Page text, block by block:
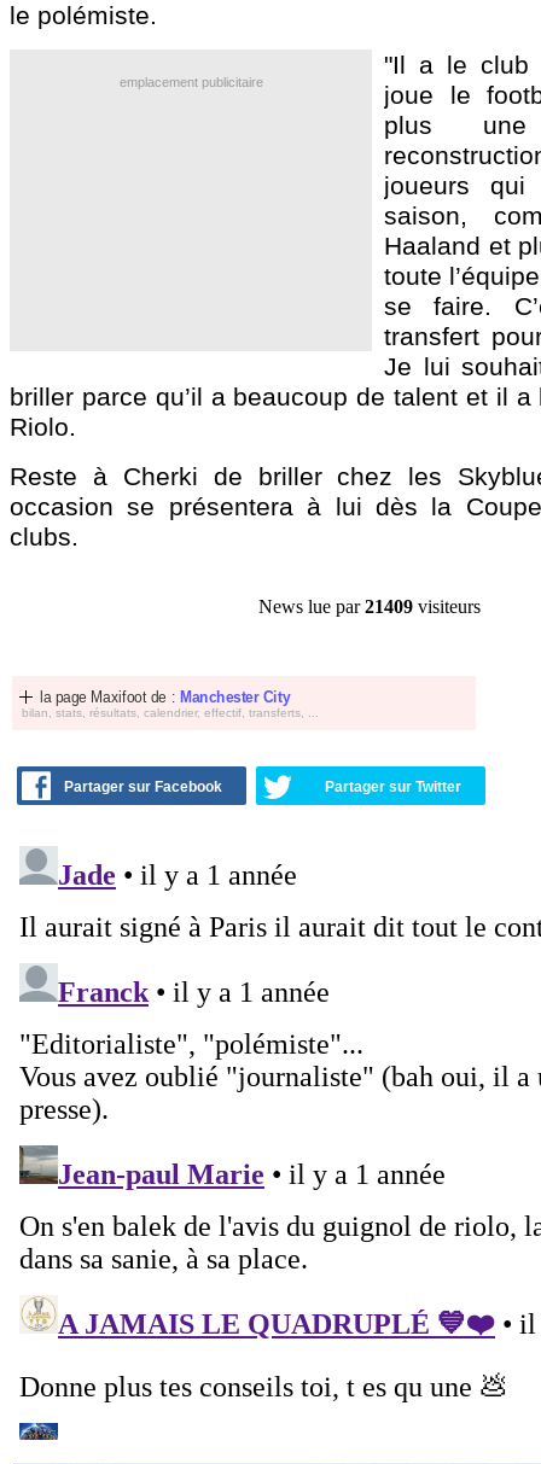
le polémiste.
emplacement publicitaire
"Il a le club
joue le
plus
joueurs
saison,
Haaland et
toute
se faire.
transfert
Je lui
briller parce qu’il a beaucoup de talent et il
Riolo.
Reste à Cherki de briller chez les
occasion se présentera à lui dès la
clubs.
News lue par21409 visiteurs
la page Maxifoot de : Manchester City
bilan, stats, résultats, calendrier, effectif, transferts, ...
Partager sur Facebook Partager sur Twitter